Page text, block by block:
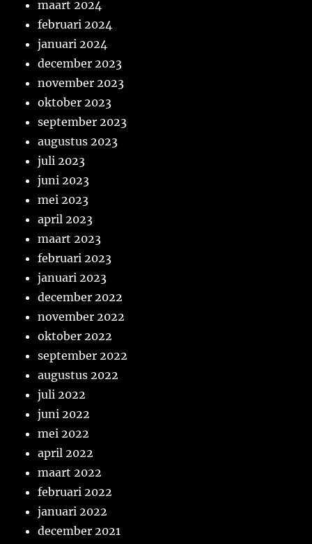
maart 2024
februari 2024
januari 2024
december 2023
november 2023
oktober 2023
september 2023
augustus 2023
juli 2023
juni 2023
mei 2023
april 2023
maart 2023
februari 2023
januari 2023
december 2022
november 2022
oktober 2022
september 2022
augustus 2022
juli 2022
juni 2022
mei 2022
april 2022
maart 2022
februari 2022
januari 2022
december 2021